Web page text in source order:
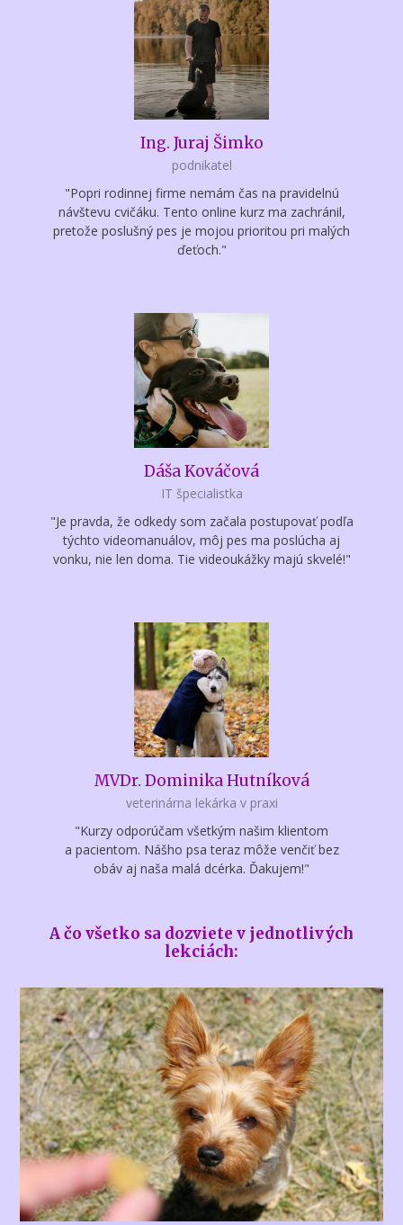
Ing. Juraj Šimko
podnikatel
"Popri rodinnej firme nemám čas na pravidelnú
návštevu cvičáku. Tento online kurz ma zachránil,
pretože poslušný pes je mojou prioritou pri malých
ďeťoch."
Dáša Kováčová
IT špecialistka
"Je pravda, že odkedy som začala postupovať podľa
týchto videomanuálov, môj pes ma poslúcha aj
vonku, nie len doma. Tie videoukážky majú skvelé!"
MVDr. Dominika Hutníková
veterinárna lekárka v praxi
"Kurzy odporúčam všetkým našim klientom
a pacientom. Nášho psa teraz môže venčiť bez
obáv aj naša malá dcérka. Ďakujem!"
A čo všetko sa dozviete v jednotlivých
lekciách: